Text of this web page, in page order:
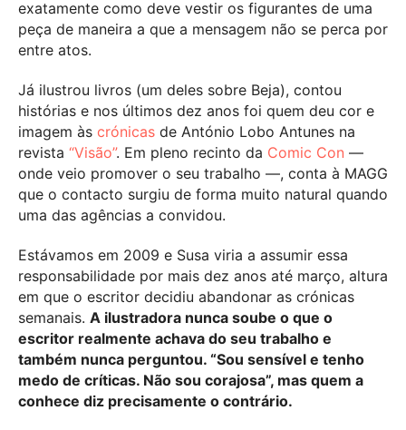
exatamente como deve vestir os figurantes de uma
peça de maneira a que a mensagem não se perca por
entre atos.
Já ilustrou livros (um deles sobre Beja), contou
histórias e nos últimos dez anos foi quem deu cor e
imagem às crónicas de António Lobo Antunes na
revista “Visão”. Em pleno recinto da Comic Con —
onde veio promover o seu trabalho —, conta à MAGG
que o contacto surgiu de forma muito natural quando
uma das agências a convidou.
Estávamos em 2009 e Susa viria a assumir essa
responsabilidade por mais dez anos até março, altura
em que o escritor decidiu abandonar as crónicas
semanais. A ilustradora nunca soube o que o
escritor realmente achava do seu trabalho e
também nunca perguntou. “Sou sensível e tenho
medo de críticas. Não sou corajosa”, mas quem a
conhece diz precisamente o contrário.